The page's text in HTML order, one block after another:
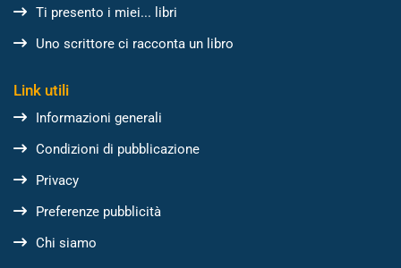
Ti presento i miei... libri
Uno scrittore ci racconta un libro
Link utili
Informazioni generali
Condizioni di pubblicazione
Privacy
Preferenze pubblicità
Chi siamo